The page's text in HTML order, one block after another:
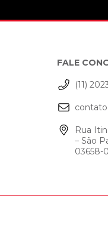
FALE
(11)
Rua
– São
03658-